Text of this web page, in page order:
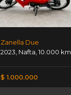
Zanella Due
2023 Nafta 10.000 km.
$ 1.000.000